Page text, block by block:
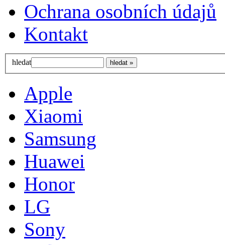
Ochrana osobních údajů
Kontakt
hledat
Apple
Xiaomi
Samsung
Huawei
Honor
LG
Sony